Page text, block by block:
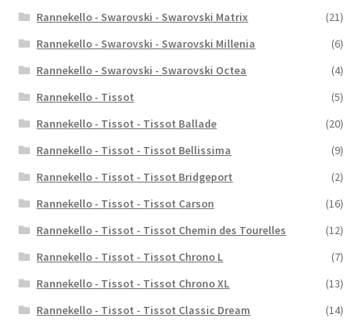
Rannekello - Swarovski - Swarovski Matrix
(21)
Rannekello - Swarovski - Swarovski Millenia
(6)
Rannekello - Swarovski - Swarovski Octea
(4)
Rannekello - Tissot
(5)
Rannekello - Tissot - Tissot Ballade
(20)
Rannekello - Tissot - Tissot Bellissima
(9)
Rannekello - Tissot - Tissot Bridgeport
(2)
Rannekello - Tissot - Tissot Carson
(16)
Rannekello - Tissot - Tissot Chemin des Tourelles
(12)
Rannekello - Tissot - Tissot Chrono L
(7)
Rannekello - Tissot - Tissot Chrono XL
(13)
Rannekello - Tissot - Tissot Classic Dream
(14)